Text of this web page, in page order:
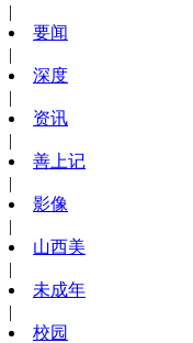
|
要闻
|
深度
|
资讯
|
善上记
|
影像
|
山西美
|
未成年
|
校园